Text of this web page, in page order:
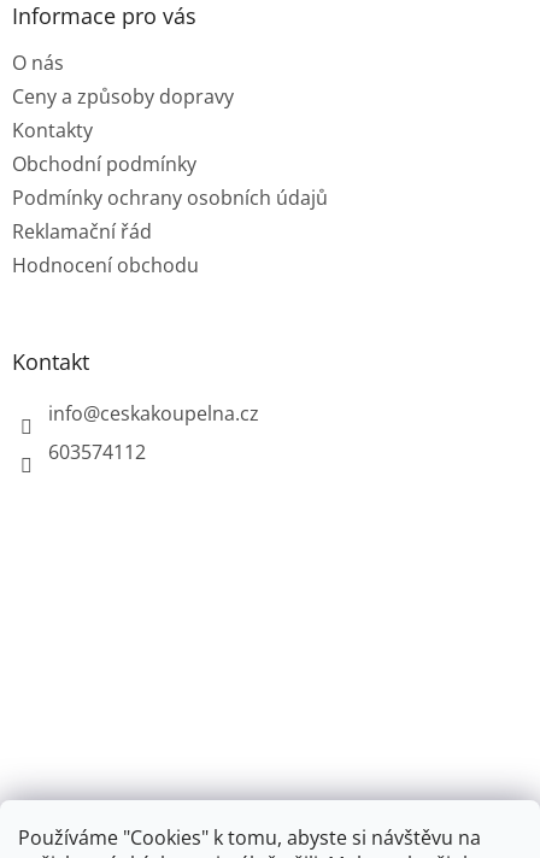
Používáme "Cookies" k tomu, abyste si návštěvu na
Informace pro vás
O nás
Ceny a způsoby dopravy
Kontakty
Obchodní podmínky
Podmínky ochrany osobních údajů
Reklamační řád
Hodnocení obchodu
Kontakt
info@ceskakoupelna.cz
603574112